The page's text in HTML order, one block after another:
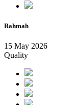
Rahmah
15 May 2026
Quality